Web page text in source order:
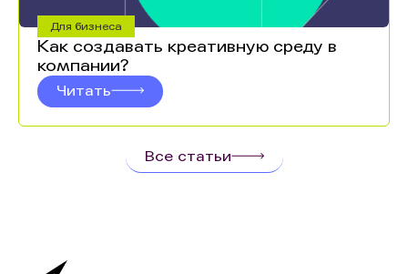
Для бизнеса
Как создавать креативную среду в
компании?
Читать
Все статьи